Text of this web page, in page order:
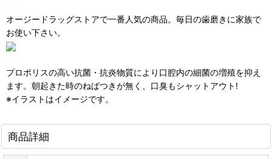
オージードラッグストアで一番人気の商品。毎日の歯磨きに家族で
お使い下さい。
プロポリスの高い抗菌・抗炎物質により口腔内の細菌の増殖を抑え
ます。朝起きた時のねばつきが無く、口臭もシャットアウト!
※イラストはイメージです。
商品詳細